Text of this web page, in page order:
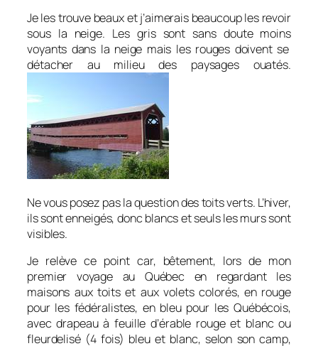
Je les trouve beaux et j’aimerais beaucoup les revoir
sous la neige. Les gris sont sans doute moins
voyants dans la neige mais les rouges doivent se
détacher au milieu des paysages ouatés.
Ne vous posez pas la question des toits verts. L’hiver,
ils sont enneigés, donc blancs et seuls les murs sont
visibles.
Je relève ce point car, bêtement, lors de mon
premier voyage au Québec en regardant les
maisons aux toits et aux volets colorés, en rouge
pour les fédéralistes, en bleu pour les Québécois,
avec drapeau à feuille d’érable rouge et blanc ou
fleurdelisé (4 fois) bleu et blanc, selon son camp,